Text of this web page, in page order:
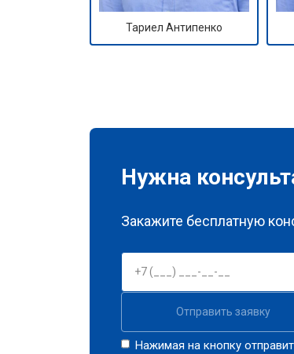
Тариел Антипенко
Нужна
Закажите бесплатную
Отправить заявку
Нажимая на кнопку